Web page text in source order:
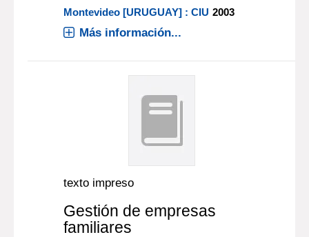
Montevideo [URUGUAY] : CIU 2003
Más información...
texto impreso
Gestión de empresas
familiares